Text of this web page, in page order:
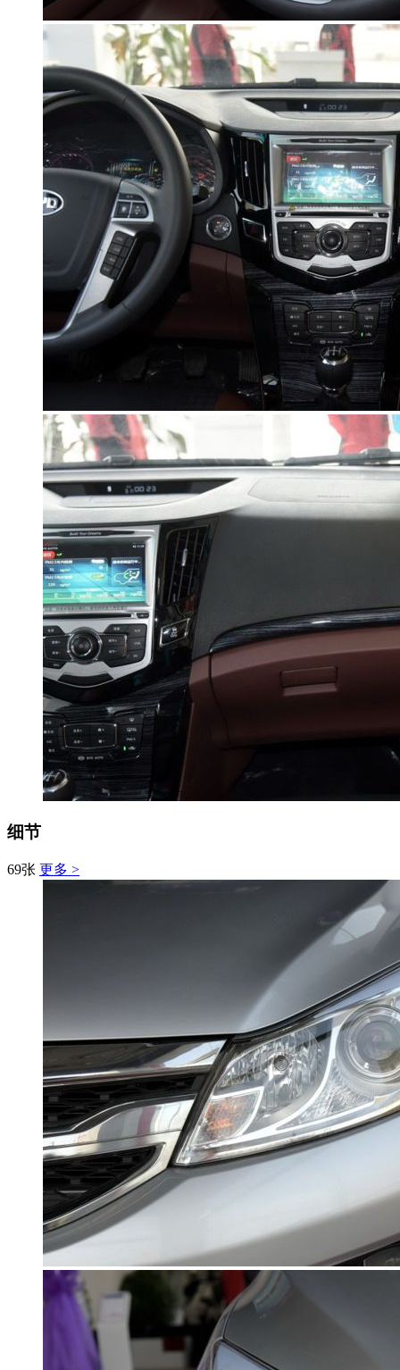
细节
69张 更多 >